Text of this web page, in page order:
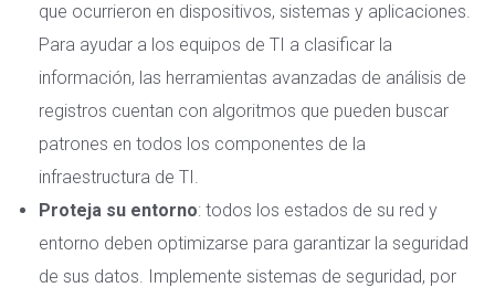
que ocurrieron en dispositivos, sistemas y aplicaciones.
Para ayudar a los equipos de TI a clasificar la
información, las herramientas avanzadas de análisis de
registros cuentan con algoritmos que pueden buscar
patrones en todos los componentes de la
infraestructura de TI.
Proteja su entorno: todos los estados de su red y
entorno deben optimizarse para garantizar la seguridad
de sus datos. Implemente sistemas de seguridad, por